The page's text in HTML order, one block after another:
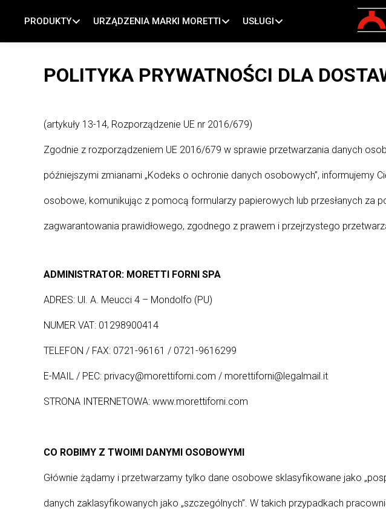
PRODUKTY
Piece Piekarnicze
PROFESJONALNY SYSTEM
URZĄDZENIA MARKI MORETTI
NASZA HISTORIA
Wybrani przez najlepszych
USŁUGI
WSPARCIE TECHNICZNE
ZAREJESTROWANYCH
UŻYTKOWNIKÓW
FAQ
POLITYKA PRYWATNOŚCI DLA
(artykuły 13-14, Rozporządzenie UE nr 2016/679)
Zgodnie z rozporządzeniem UE 2016/679 w sprawie przetwarzania danych
późniejszymi zmianami „Kodeks o ochronie danych osobowych”, informujemy
osobowe, komunikując z pomocą formularzy papierowych lub przesłanych za
zagwarantowania prawidłowego, zgodnego z prawem i przejrzystego
ADMINISTRATOR: MORETTI FORNI SPA
ADRES: Ul. A. Meucci 4 – Mondolfo (PU)
NUMER VAT: 01298900414
TELEFON / FAX: 0721-96161 / 0721-9616299
E-MAIL / PEC: privacy@morettiforni.com / morettiforni@legalmail.it
STRONA INTERNETOWA: www.morettiforni.com
CO ROBIMY Z TWOIMI DANYMI OSOBOWYMI
Głównie żądamy i przetwarzamy tylko dane osobowe sklasyfikowane jako
danych zaklasyfikowanych jako „szczególnych”. W takich przypadkach